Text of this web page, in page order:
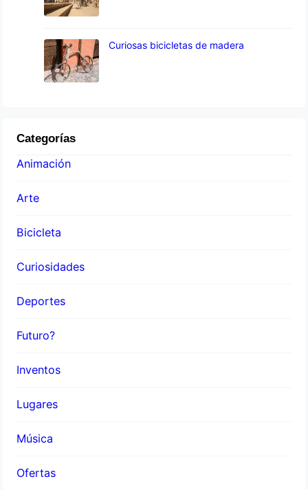
Curiosas bicicletas de madera
Categorías
Animación
Arte
Bicicleta
Curiosidades
Deportes
Futuro?
Inventos
Lugares
Música
Ofertas